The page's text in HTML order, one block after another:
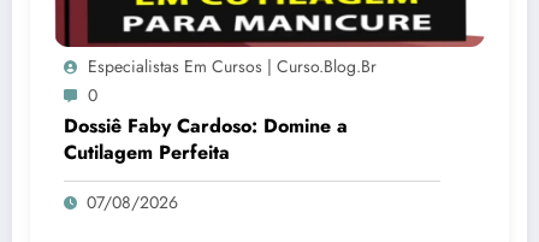
Especialistas Em Cursos | Curso.blog.br
0
Dossiê Faby Cardoso: Domine a
Cutilagem Perfeita
07/08/2026